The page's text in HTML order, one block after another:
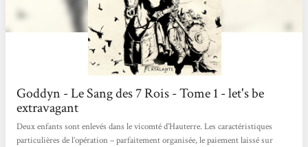
Goddyn - Le Sang des 7 Rois - Tome 1 - let's be
extravagant
Deux enfants sont enlevés dans le vicomté d’Hauterre. Les caractéristiques
particulières de l’opération – parfaitement organisée, le paiement laissé sur